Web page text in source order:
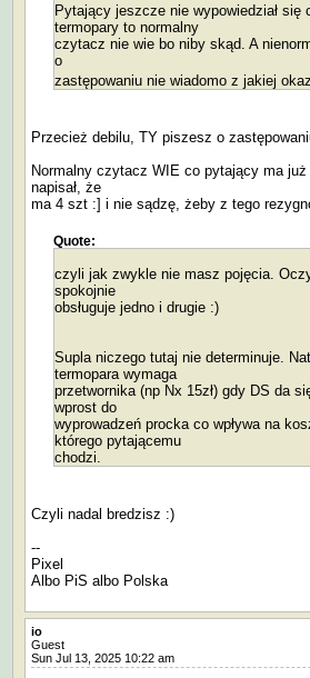
Pytający jeszcze nie wypowiedział się
termopary to normalny
czytacz nie wie bo niby skąd. A
o
zastępowaniu nie wiadomo z jakiej
Przecież debilu, TY piszesz o
Normalny czytacz WIE co pytający ma
napisał, że
ma 4 szt :] i nie sądzę, żeby z tego
Quote:
czyli jak zwykle nie masz pojęcia.
spokojnie
obsługuje jedno i drugie :)
Supla niczego tutaj nie determinuje.
termopara wymaga
przetwornika (np Nx 15zł) gdy DS da
wprost do
wyprowadzeń procka co wpływa na
którego pytającemu
chodzi.
Czyli nadal bredzisz :)
--
Pixel
Albo PiS albo Polska
io
Guest
Sun Jul 13, 2025 10:22 am